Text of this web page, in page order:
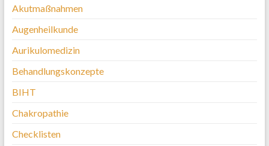
Akutmaßnahmen
Augenheilkunde
Aurikulomedizin
Behandlungskonzepte
BIHT
Chakropathie
Checklisten